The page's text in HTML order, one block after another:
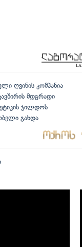
ღვინის კომპანია
მდგრადი
ჯილდოს
გახდა